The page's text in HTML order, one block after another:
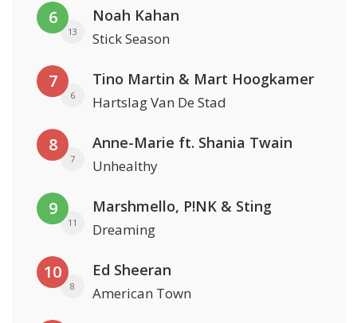
6
13
Noah Kahan
Stick Season
7
6
Tino Martin & Mart Hoogkamer
Hartslag Van De Stad
8
7
Anne-Marie ft. Shania Twain
Unhealthy
9
11
Marshmello, P!NK & Sting
Dreaming
10
8
Ed Sheeran
American Town